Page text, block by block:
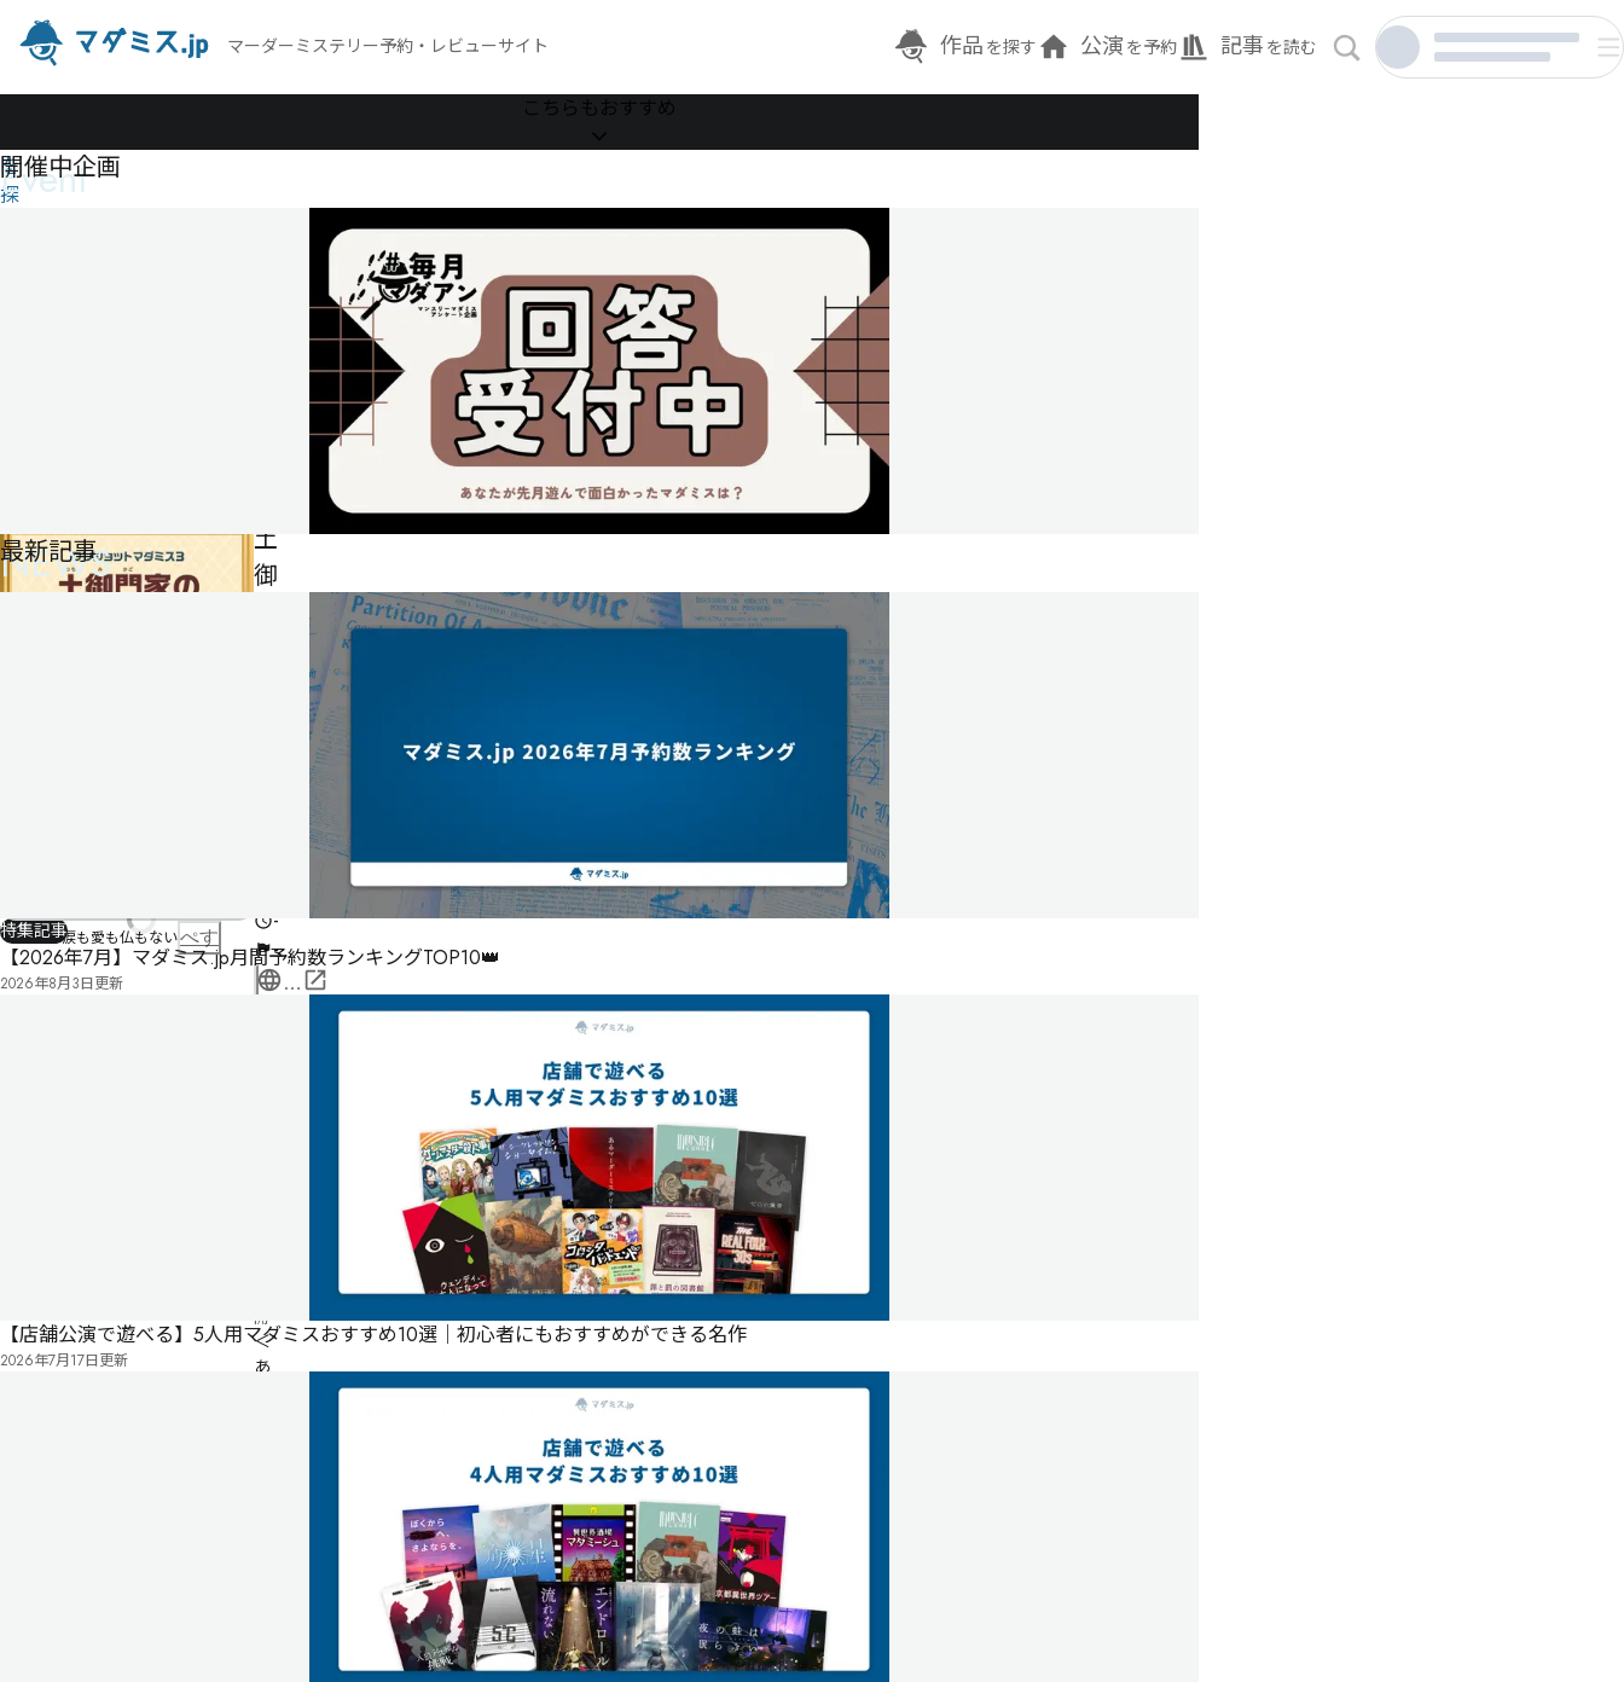
マーダーミステリー予約・レビューサイト 作品 を探す 公演 を予約 記事 を読む
を
探
土
御
-
-
公
開
＜
あ
血も涙も愛も仏もないぺす
こちらもおすすめ
Event
開催中企画
NEWS
最新記事
特集記事
【2026年7月】マダミス.jp月間予約数ランキングTOP10👑
2026年8月3日更新
【店舗公演で遊べる】5人用マダミスおすすめ10選｜初心者にもおすすめができる名作
2026年7月17日更新